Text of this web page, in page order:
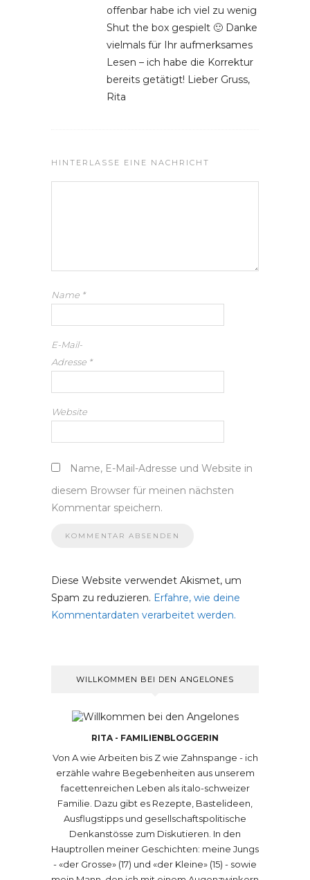
offenbar habe ich viel zu wenig
Shut the box gespielt 🙂 Danke
vielmals für Ihr aufmerksames
Lesen – ich habe die Korrektur
bereits getätigt! Lieber Gruss,
Rita
HINTERLASSE EINE NACHRICHT
Name *
E-Mail-
Adresse *
Website
Name, E-Mail-Adresse und Website in
diesem Browser für meinen nächsten
Kommentar speichern.
Diese Website verwendet Akismet, um
Spam zu reduzieren. Erfahre, wie deine
Kommentardaten verarbeitet werden.
WILLKOMMEN BEI DEN ANGELONES
RITA - FAMILIENBLOGGERIN
Von A wie Arbeiten bis Z wie Zahnspange - ich
erzähle wahre Begebenheiten aus unserem
facettenreichen Leben als italo-schweizer
Familie. Dazu gibt es Rezepte, Bastelideen,
Ausflugstipps und gesellschaftspolitische
Denkanstösse zum Diskutieren. In den
Hauptrollen meiner Geschichten: meine Jungs
- «der Grosse» (17) und «der Kleine» (15) - sowie